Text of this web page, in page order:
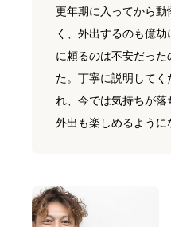
更年期に入ってから
く、外出するのも億
に頼るのは不安だっ
た。丁寧に説明して
れ、今では気持ちが
外出も楽しめるように